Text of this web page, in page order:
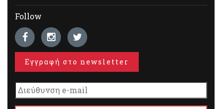
Follow
Εγγραφή στο newsletter